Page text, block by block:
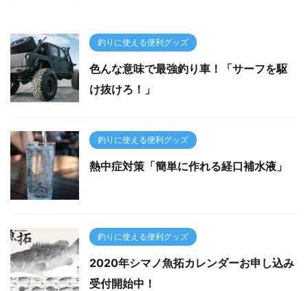
釣りに使える便利グッズ
色んな意味で最強釣り車！「サーフを駆
け抜けろ！」
釣りに使える便利グッズ
熱中症対策「簡単に作れる経口補水液」
釣りに使える便利グッズ
2020年シマノ魚拓カレンダーお申し込み
受付開始中！